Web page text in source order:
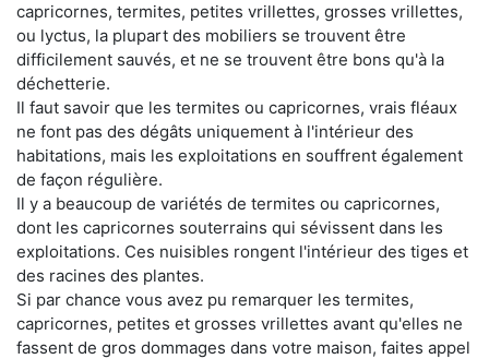
capricornes, termites, petites vrillettes, grosses vrillettes,
ou lyctus, la plupart des mobiliers se trouvent être
difficilement sauvés, et ne se trouvent être bons qu'à la
déchetterie.
Il faut savoir que les termites ou capricornes, vrais fléaux
ne font pas des dégâts uniquement à l'intérieur des
habitations, mais les exploitations en souffrent également
de façon régulière.
Il y a beaucoup de variétés de termites ou capricornes,
dont les capricornes souterrains qui sévissent dans les
exploitations. Ces nuisibles rongent l'intérieur des tiges et
des racines des plantes.
Si par chance vous avez pu remarquer les termites,
capricornes, petites et grosses vrillettes avant qu'elles ne
fassent de gros dommages dans votre maison, faites appel